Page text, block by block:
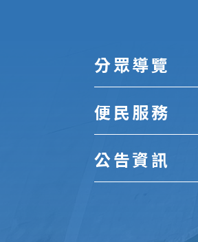
分眾導覽
便民服務
公告資訊